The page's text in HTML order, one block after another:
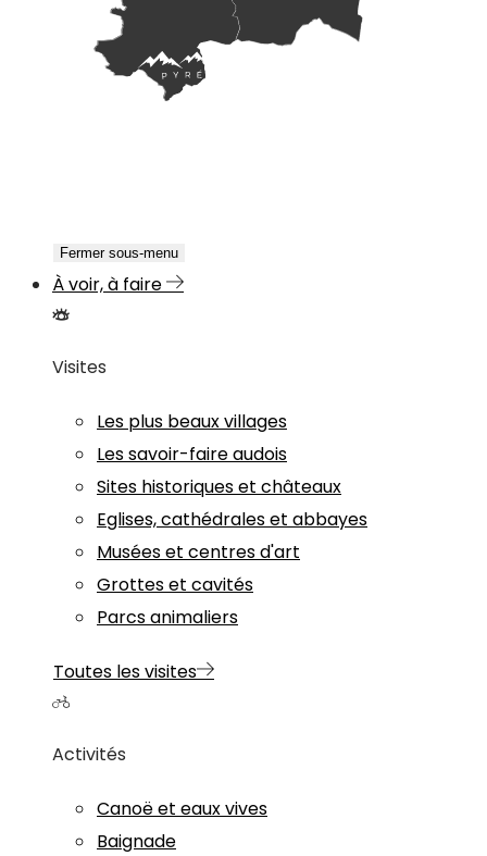
Fermer sous-menu
À voir, à faire
Visites
Les plus beaux villages
Les savoir-faire audois
Sites historiques et châteaux
Eglises, cathédrales et abbayes
Musées et centres d'art
Grottes et cavités
Parcs animaliers
Toutes les visites
Activités
Canoë et eaux vives
Baignade